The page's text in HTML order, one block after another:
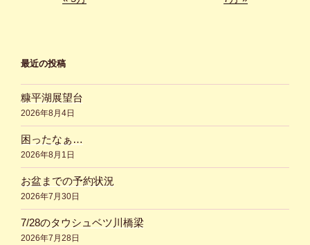
最近の投稿
糠平湖展望台
2026年8月4日
困ったなぁ…
2026年8月1日
お盆までの予約状況
2026年7月30日
7/28のタウシュベツ川橋梁
2026年7月28日